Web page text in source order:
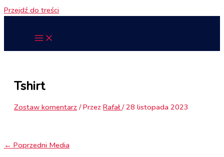
Przejdź do treści
Tshirt
Zostaw komentarz / Przez Rafał/28 listopada 2023
← Poprzedni Media